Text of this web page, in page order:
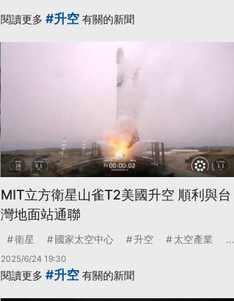
閱讀更多 #升空 有關的新聞
MIT立方衛星山雀T2美國升空 順利與台
灣地面站通聯
衛星 國家太空中心 升空 太空產業 ...
2025/6/24 19:30
閱讀更多 #升空 有關的新聞